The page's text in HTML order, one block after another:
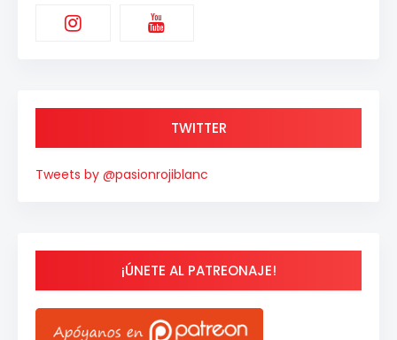
TWITTER
Tweets by @pasionrojiblanc
¡ÚNETE AL PATREONAJE!